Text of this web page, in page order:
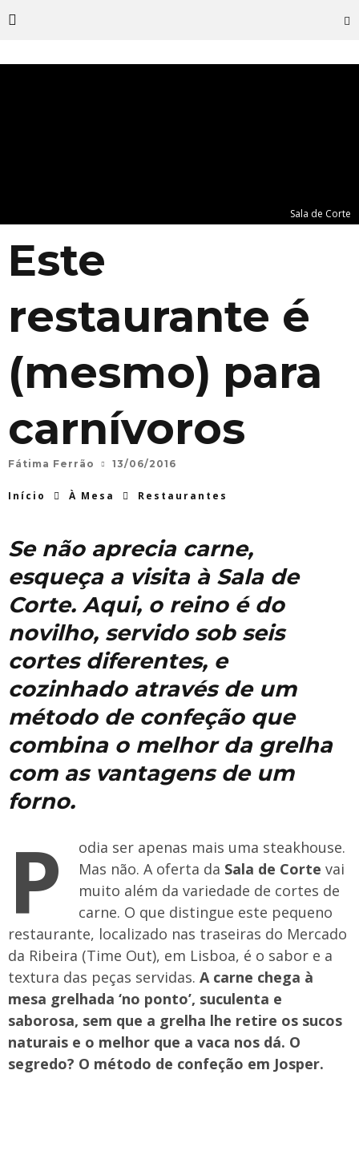
Sala de Corte
Este
restaurante é
(mesmo) para
carnívoros
Fátima Ferrão 13/06/2016
Início À Mesa Restaurantes
Se não aprecia carne,
esqueça a visita à Sala de
Corte. Aqui, o reino é do
novilho, servido sob seis
cortes diferentes, e
cozinhado através de um
método de confeção que
combina o melhor da grelha
com as vantagens de um
forno.
P
odia ser apenas mais uma steakhouse.
Mas não. A oferta da Sala de Corte vai
muito além da variedade de cortes de
carne. O que distingue este pequeno
restaurante, localizado nas traseiras do Mercado
da Ribeira (Time Out), em Lisboa, é o sabor e a
textura das peças servidas. A carne chega à
mesa grelhada ‘no ponto’, suculenta e
saborosa, sem que a grelha lhe retire os sucos
naturais e o melhor que a vaca nos dá. O
segredo? O método de confeção em Josper.